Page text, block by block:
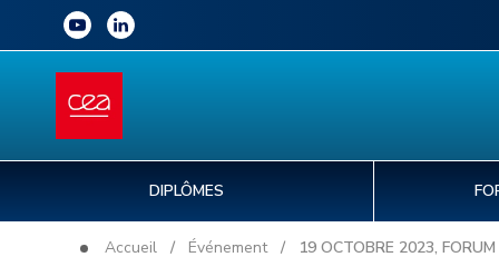
DIPLÔMES
Accueil / Événement/ 19 OCTOBRE 2023, FORUM